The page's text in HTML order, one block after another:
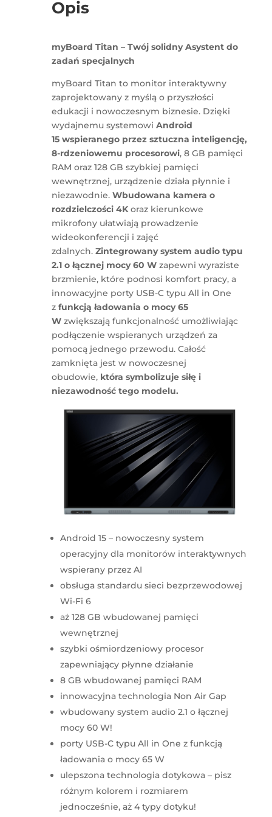
Opis
myBoard Titan – Twój solidny Asystent do
zadań specjalnych
myBoard Titan to monitor interaktywny
zaprojektowany z myślą o przyszłości
edukacji i nowoczesnym biznesie. Dzięki
wydajnemu systemowiAndroid
15 wspieranego przez sztuczna inteligencję,
8-rdzeniowemu procesorowi, 8 GB pamięci
RAM oraz 128 GB szybkiej pamięci
wewnętrznej, urządzenie działa płynnie i
niezawodnie.Wbudowana kamera o
rozdzielczości 4Koraz kierunkowe
mikrofony ułatwiają prowadzenie
wideokonferencji i zajęć
zdalnych.Zintegrowany system audio typu
2.1 o łącznej mocy 60 W zapewni wyraziste
brzmienie, które podnosi komfort pracy, a
innowacyjne porty USB-C typu All in One
zfunkcją ładowania o mocy 65
W zwiększają funkcjonalność umożliwiając
podłączenie wspieranych urządzeń za
pomocą jednego przewodu. Całość
zamknięta jest w nowoczesnej
obudowie, która symbolizuje siłę i
niezawodność tego modelu.
Android 15 – nowoczesny system
operacyjny dla monitorów interaktywnych
wspierany przez AI
obsługa standardu sieci bezprzewodowej
Wi-Fi 6
aż 128 GB wbudowanej pamięci
wewnętrznej
szybki ośmiordzeniowy procesor
zapewniający płynne działanie
8 GB wbudowanej pamięci RAM
innowacyjna technologia Non Air Gap
wbudowany system audio 2.1 o łącznej
mocy 60 W!
porty USB-C typu All in One z funkcją
ładowania o mocy 65 W
ulepszona technologia dotykowa – pisz
różnym kolorem i rozmiarem
jednocześnie, aż 4 typy dotyku!